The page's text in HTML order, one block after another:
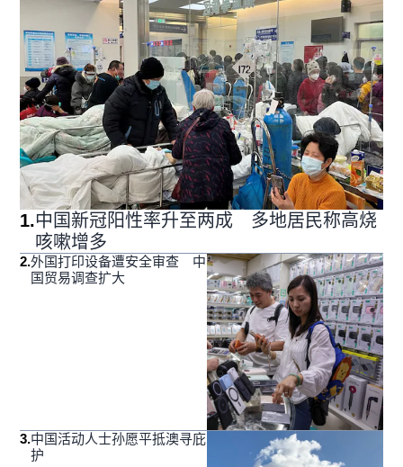
1.中国新冠阳性率升至两成 多地居民称高烧
咳嗽增多
2.外国打印设备遭安全审查 中
国贸易调查扩大
3.中国活动人士孙愿平抵澳寻庇
护